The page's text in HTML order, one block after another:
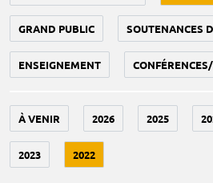
GRAND PUBLIC SOUTENANCES
ENSEIGNEMENT
À VENIR 2026 2025
2023 2022